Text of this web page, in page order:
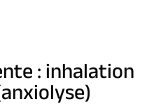
: inhalation